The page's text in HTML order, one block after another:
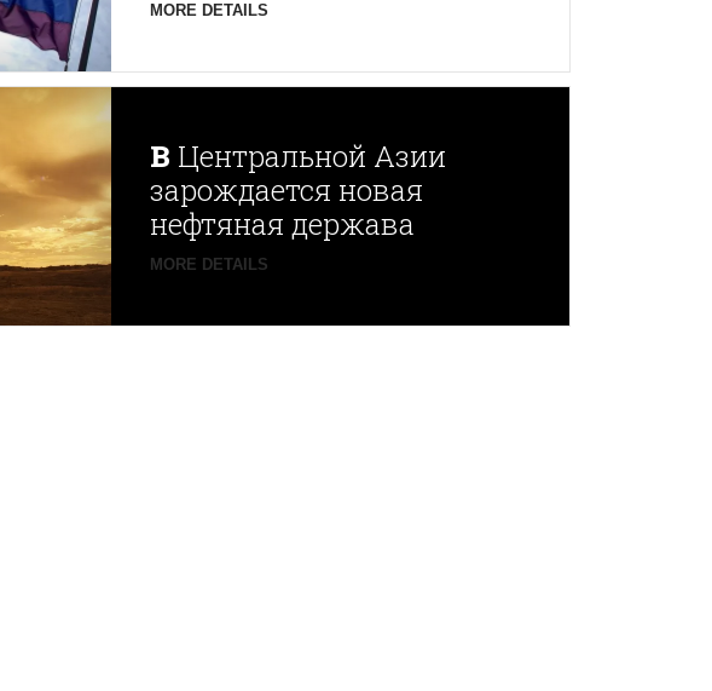
MORE DETAILS
В Центральной Азии
зарождается новая
нефтяная держава
MORE DETAILS